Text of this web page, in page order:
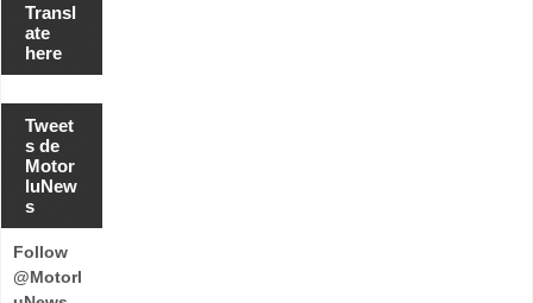
Transl
ate
here
Tweet
s de
Motor
luNew
s
Follow
@Motorl